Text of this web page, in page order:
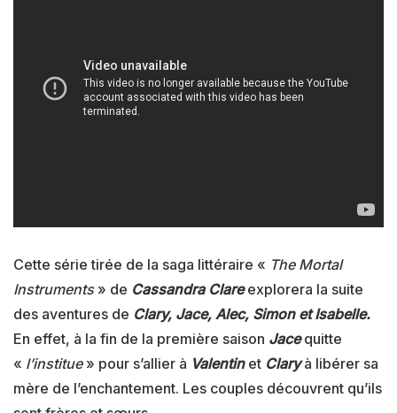
Cette série tirée de la saga littéraire « The Mortal
Instruments» de Cassandra Clareexplorera la suite
des aventures de Clary, Jace, Alec, Simon et Isabelle.
En effet, à la fin de la première saison Jacequitte
« l’institue» pour s’allier à Valentin et Claryà libérer sa
mère de l’enchantement. Les couples découvrent qu’ils